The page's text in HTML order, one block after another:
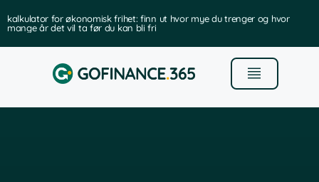
kalkulator for økonomisk frihet: finn ut hvor mye du trenger og hvor
mange år det vil ta før du kan bli fri